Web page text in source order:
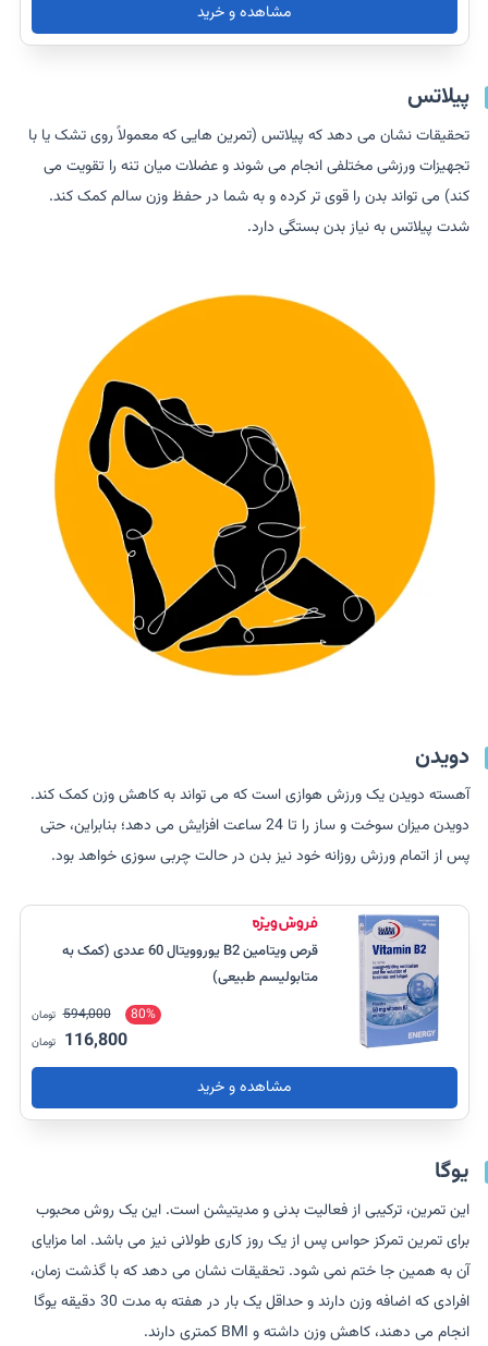
مشاهده و خرید
پیلاتس
تحقیقات نشان می دهد که پیلاتس (تمرین هایی که معمولاً روی تشک یا با
تجهیزات ورزشی مختلفی انجام می شوند و عضلات میان تنه را تقویت می
کند) می تواند بدن را قوی تر کرده و به شما در حفظ وزن سالم کمک کند.
شدت پیلاتس به نیاز بدن بستگی دارد.
دویدن
آهسته دویدن یک ورزش هوازی است که می تواند به کاهش وزن کمک کند.
دویدن میزان سوخت و ساز را تا 24 ساعت افزایش می دهد؛ بنابراین، حتی
پس از اتمام ورزش روزانه خود نیز بدن در حالت چربی سوزی خواهد بود.
قرص ویتامین B2 یوروویتال 60 عددی (کمک به
متابولیسم طبیعی)
80%
594,000 تومان
116,800 تومان
مشاهده و خرید
یوگا
این تمرین، ترکیبی از فعالیت بدنی و مدیتیشن است. این یک روش محبوب
برای تمرین تمرکز حواس پس از یک روز کاری طولانی نیز می باشد. اما مزایای
آن به همین جا ختم نمی شود. تحقیقات نشان می دهد که با گذشت زمان،
افرادی که اضافه وزن دارند و حداقل یک بار در هفته به مدت 30 دقیقه یوگا
انجام می دهند، کاهش وزن داشته و BMI کمتری دارند.